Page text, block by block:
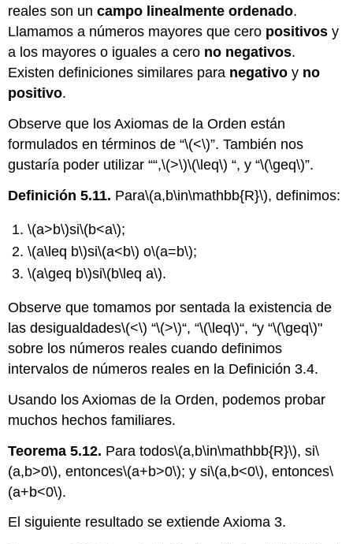
reales son uncampo linealmente ordenado.
Llamamos a números mayores que cero positivos y
a los mayores o iguales a cero no negativos.
Existen definiciones similares para negativo y no
positivo.
Observe que los Axiomas de la Orden están
formulados en términos de “\(<\)”. También nos
gustaría poder utilizar ““,\(>\)\(\leq\) “, y “\(\geq\)”.
Definición 5.11. Para\(a,b\in\mathbb{R}\), definimos:
\(a>b\)si\(b<a\);
\(a\leq b\)si\(a<b\) o\(a=b\);
\(a\geq b\)si\(b\leq a\).
Observe que tomamos por sentada la existencia de
las desigualdades\(<\) “\(>\)“, “\(\leq\)“, “y “\(\geq\)"
sobre los números reales cuando definimos
intervalos de números reales en la Definición 3.4.
Usando los Axiomas de la Orden, podemos probar
muchos hechos familiares.
Teorema 5.12. Para todos\(a,b\in\mathbb{R}\), si\
(a,b>0\), entonces\(a+b>0\); y si\(a,b<0\), entonces\
(a+b<0\).
El siguiente resultado se extiende Axioma 3.